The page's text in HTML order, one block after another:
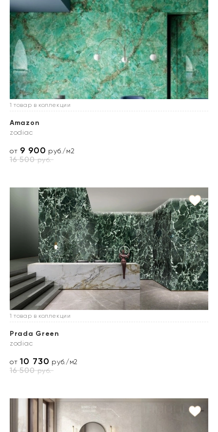
1 товар в коллекции
Amazon
zodiac
от 9 900 руб./м2
16 500руб.
1 товар в коллекции
Prada Green
zodiac
от10 730 руб./м2
16 500руб.